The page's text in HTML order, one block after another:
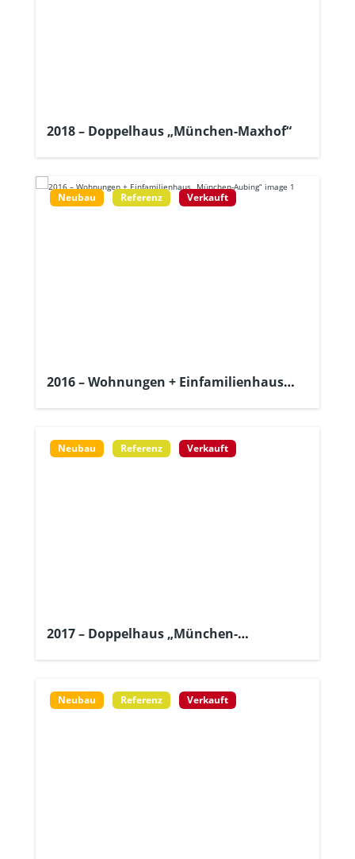
2018 – Doppelhaus „München-Maxhof“
Neubau Referenz Verkauft
2016 – Wohnungen + Einfamilienhaus
Neubau Referenz Verkauft
2017 – Doppelhaus „München-
Neubau Referenz Verkauft